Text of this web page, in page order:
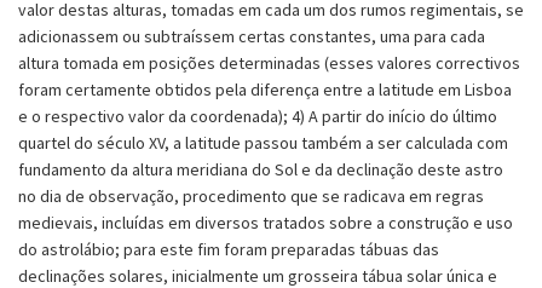
valor destas alturas, tomadas em cada um dos rumos regimentais, se
adicionassem ou subtraíssem certas constantes, uma para cada
altura tomada em posições determinadas (esses valores correctivos
foram certamente obtidos pela diferença entre a latitude em Lisboa
e o respectivo valor da coordenada); 4) A partir do início do último
quartel do século XV, a latitude passou também a ser calculada com
fundamento da altura meridiana do Sol e da declinação deste astro
no dia de observação, procedimento que se radicava em regras
medievais, incluídas em diversos tratados sobre a construção e uso
do astrolábio; para este fim foram preparadas tábuas das
declinações solares, inicialmente um grosseira tábua solar única e